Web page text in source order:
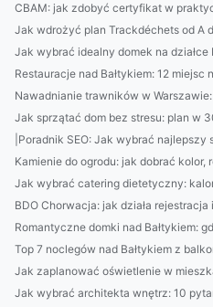
CBAM: jak zdobyć certyfikat w
Jak wdrożyć plan Trackdéchets od A
Jak wybrać idealny domek na działce
Restauracje nad Bałtykiem: 12 miejsc
Nawadnianie trawników w
Jak sprzątać dom bez stresu: plan w
|Poradnik SEO: Jak wybrać
Kamienie do ogrodu: jak dobrać kolor,
Jak wybrać catering dietetyczny:
BDO Chorwacja: jak działa
Romantyczne domki nad Bałtykiem:
Top 7 noclegów nad Bałtykiem z
Jak zaplanować oświetlenie w
Jak wybrać architekta wnętrz: 10